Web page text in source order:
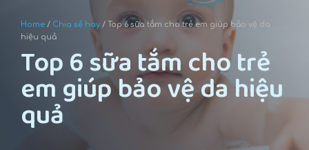
Home / Chia sẻ hay / Top 6 sữa tắm cho trẻ em giúp bảo vệ da
hiệu quả
Top 6 sữa tắm cho trẻ
em giúp bảo vệ da hiệu
quả